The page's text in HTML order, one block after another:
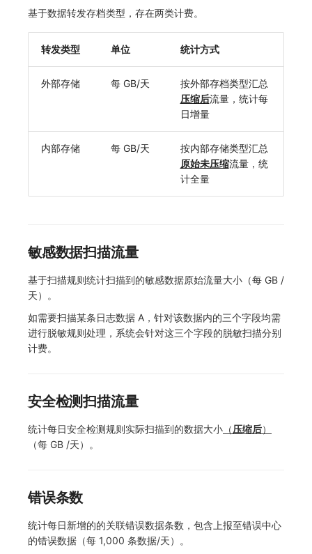
基于数据转发存档类型，存在两类计费。
转发类型 单位 统计方式
外部存储 每 GB/天
按外部存档类型汇总
压缩后流量，统计每
日增量
内部存储 每 GB/天
按内部存储类型汇总
原始未压缩流量，统
计全量
敏感数据扫描流量
基于扫描规则统计扫描到的敏感数据原始流量大小（每 GB /
天）。
如需要扫描某条日志数据 A，针对该数据内的三个字段均需
进行脱敏规则处理，系统会针对这三个字段的脱敏扫描分别
计费。
安全检测扫描流量
统计每日安全检测规则实际扫描到的数据大小 （压缩后）
（每 GB /天）。
错误条数
统计每日新增的的关联错误数据条数，包含上报至错误中心
的错误数据（每 1,000 条数据/天）。